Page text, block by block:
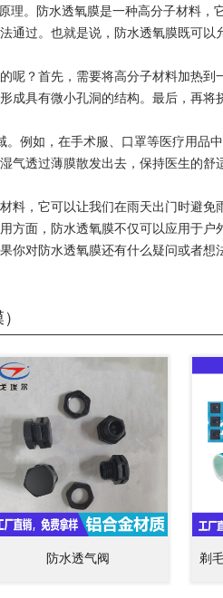
理。防水透氧膜是一种高分子材料，
通过。也就是说，防水透氧膜既可以
呢？首先，需要将高分子材料加热
成具有微小孔洞的结构。最后，再将
例如，在手术服、口罩等医疗用品
气透过薄膜散发出去，保持医生的舒
料，它可以让我们在雨天出门时避
方面，防水透氧膜不仅可以应用于
你对防水透氧膜还有什么疑问或者想
防水透气阀 剃